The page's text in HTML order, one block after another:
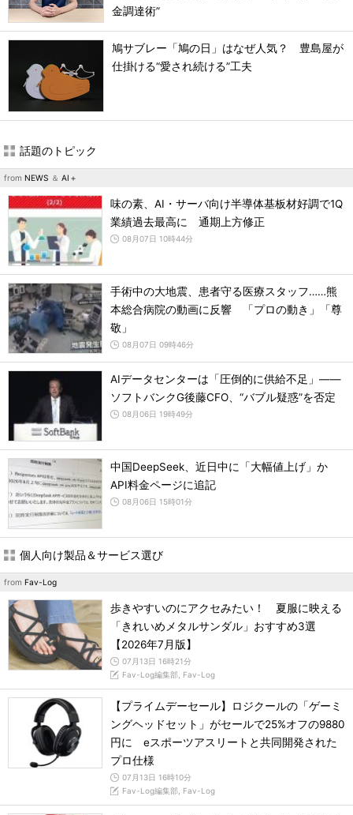
金調達術”
鳩サブレー「鳩の日」はなぜ人気？ 豊島屋が
仕掛ける“愛され続ける”工夫
話題のトピック
from NEWS ＆ AI＋
味の素、AI・サーバ向け半導体基板材好調で1Q
業績過去最高に 通期上方修正
08月07日 10時44分
手術中の大地震、患者守る医療スタッフ……熊
本総合病院の動画に反響 「プロの動き」「尊
敬」
08月07日 09時46分
AIデータセンターは「圧倒的に供給不足」――
ソフトバンクG後藤CFO、“バブル疑惑”を否定
08月06日 19時49分
中国DeepSeek、近日中に「大幅値上げ」か
API料金ページに追記
08月06日 15時01分
個人向け製品＆サービス選び
from Fav-Log
歩きやすいのにアクセみたい！ 夏服に映える
「きれいめメタルサンダル」おすすめ3選
【2026年7月版】
07月13日 16時21分
Fav-Log編集部, Fav-Log
【プライムデーセール】ロジクールの「ゲーミ
ングヘッドセット」がセールで25%オフの9880
円に eスポーツアスリートと共同開発された
プロ仕様
07月13日 16時10分
Fav-Log編集部, Fav-Log